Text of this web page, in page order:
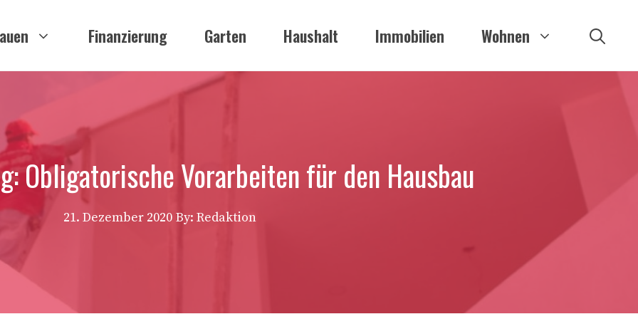
Finanzierung Garten Haushalt Immobilien Wohnen
Obligatorische Vorarbeiten für den Hausbau
21. Dezember 2020 By: Redaktion